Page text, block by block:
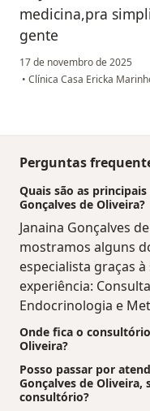
medicina,pra
gente
17 de novembro de 2025
• Clínica Casa Ericka
Perguntas
Quais são as
Gonçalves de Oliveira?
Janaina Gonçalves
mostramos alguns
especialista graças
experiência:
Endocrinologia e
Onde fica o
Oliveira?
Posso passar por
Gonçalves de Oliveira,
consultório?